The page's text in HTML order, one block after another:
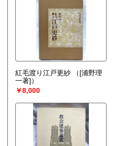
紅毛渡り江戸更紗
（[浦野理
一著]）
￥8,000